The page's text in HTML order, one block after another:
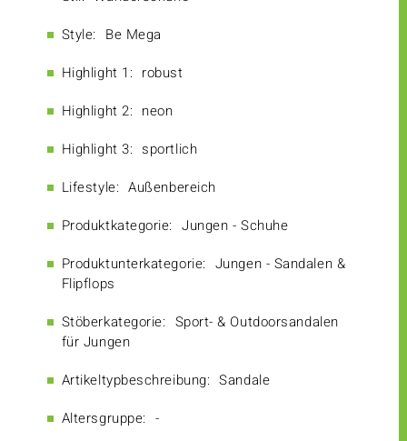
Style: Be Mega
Highlight 1: robust
Highlight 2: neon
Highlight 3: sportlich
Lifestyle: Außenbereich
Produktkategorie: Jungen - Schuhe
Produktunterkategorie: Jungen - Sandalen &
Flipflops
Stöberkategorie: Sport- & Outdoorsandalen
für Jungen
Artikeltypbeschreibung: Sandale
Altersgruppe: -